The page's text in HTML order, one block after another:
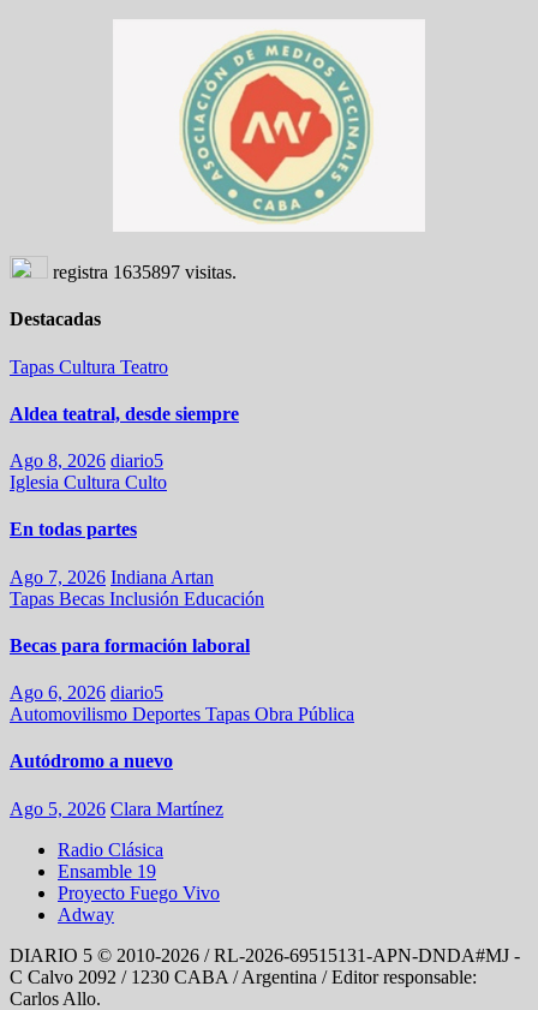
registra 1635897 visitas.
Destacadas
Tapas Cultura Teatro
Aldea teatral, desde siempre
Ago 8, 2026 diario5
Iglesia Cultura Culto
En todas partes
Ago 7, 2026 Indiana Artan
Tapas Becas Inclusión Educación
Becas para formación laboral
Ago 6, 2026 diario5
Automovilismo Deportes Tapas Obra Pública
Autódromo a nuevo
Ago 5, 2026 Clara Martínez
Radio Clásica
Ensamble 19
Proyecto Fuego Vivo
Adway
DIARIO 5 © 2010-2026 / RL-2026-69515131-APN-DNDA#MJ -
C Calvo 2092 / 1230 CABA / Argentina / Editor responsable:
Carlos Allo.